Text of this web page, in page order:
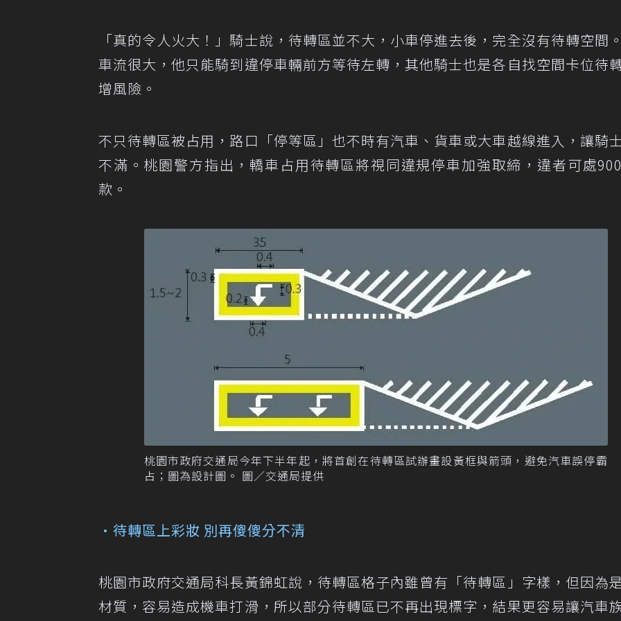
「真的令人火大！」騎士說，待轉區並不大，小車停進去後，完全沒有待轉空間
車流很大，他只能騎到違停車輛前方等待左轉，其他騎士也是各自找空間卡位待
增風險。
不只待轉區被占用，路口「停等區」也不時有汽車、貨車或大車越線進入，讓騎
不滿。桃園警方指出，轎車占用待轉區將視同違規停車加強取締，違者可處
款。
桃園市政府交通局今年下半年起，將首創在待轉區試辦畫設黃框與箭頭，避免汽車誤停霸
占；圖為設計圖。 圖／交通局提供
•待轉區上彩妝 別再傻傻分不清
桃園市政府交通局科長黃錦虹說，待轉區格子內雖曾有「待轉區」字樣，但因為
材質，容易造成機車打滑，所以部分待轉區已不再出現標字，結果更容易讓汽車